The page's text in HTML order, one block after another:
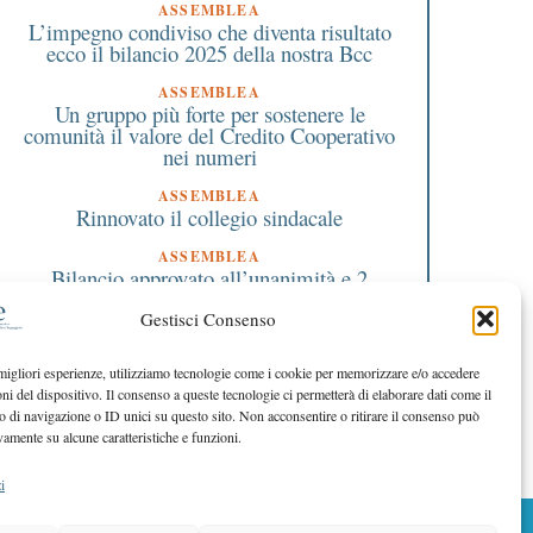
Gestisci Consenso
esperienze, utilizziamo tecnologie come i cookie per memorizzare e/o accedere
del dispositivo. Il consenso a queste tecnologie ci permetterà di elaborare dati come il
di navigazione o ID unici su questo sito. Non acconsentire o ritirare il consenso può
su alcune caratteristiche e funzioni.
ASSEMBLEA
L’impegno condiviso che diventa risultato
ecco il bilancio 2025 della nostra Bcc
ASSEMBLEA
Un gruppo più forte per sostenere le
comunità il valore del Credito Cooperativo
nei numeri
ASSEMBLEA
Rinnovato il collegio sindacale
ASSEMBLEA
Bilancio approvato all’unanimità e 2
EDITORIALE PRESIDENTE
Costruire futuro insieme